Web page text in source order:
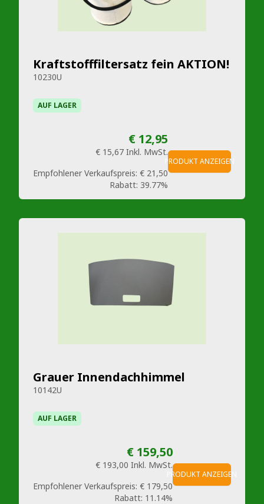
Kraftstofffiltersatz fein AKTION!
10230U
AUF LAGER
€ 12,95
€ 15,67 Inkl. MwSt.
Empfohlener Verkaufspreis: € 21,50
Rabatt: 39.77%
PRODUKT ANZEIGEN
Grauer Innendachhimmel
10142U
AUF LAGER
€ 159,50
€ 193,00 Inkl. MwSt.
Empfohlener Verkaufspreis: € 179,50
Rabatt: 11.14%
PRODUKT ANZEIGEN